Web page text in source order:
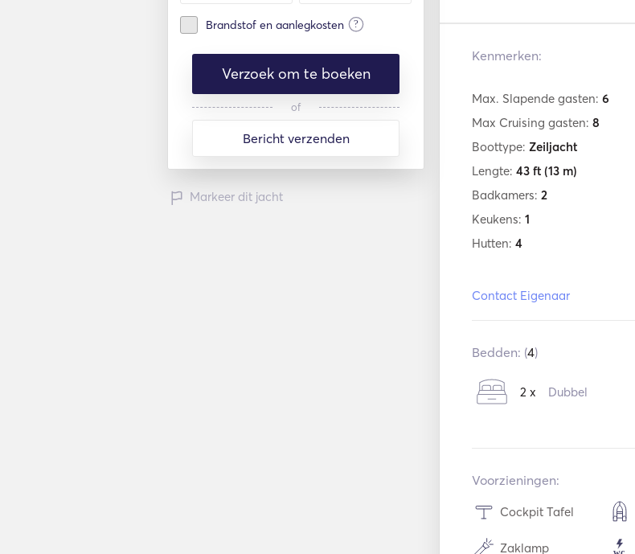
Brandstof en aanlegkosten ?
Verzoek om te boeken
of
Bericht verzenden
Markeer dit jacht
Kenmerken:
Max. Slapende gasten: 6
Max Cruising gasten: 8
Boottype: Zeiljacht
Lengte: 43 ft (13 m)
Badkamers: 2
Keukens: 1
Hutten: 4
Contact Eigenaar
Bedden: (4)
2 x Dubbel
Voorzieningen:
Cockpit Tafel
Zaklamp